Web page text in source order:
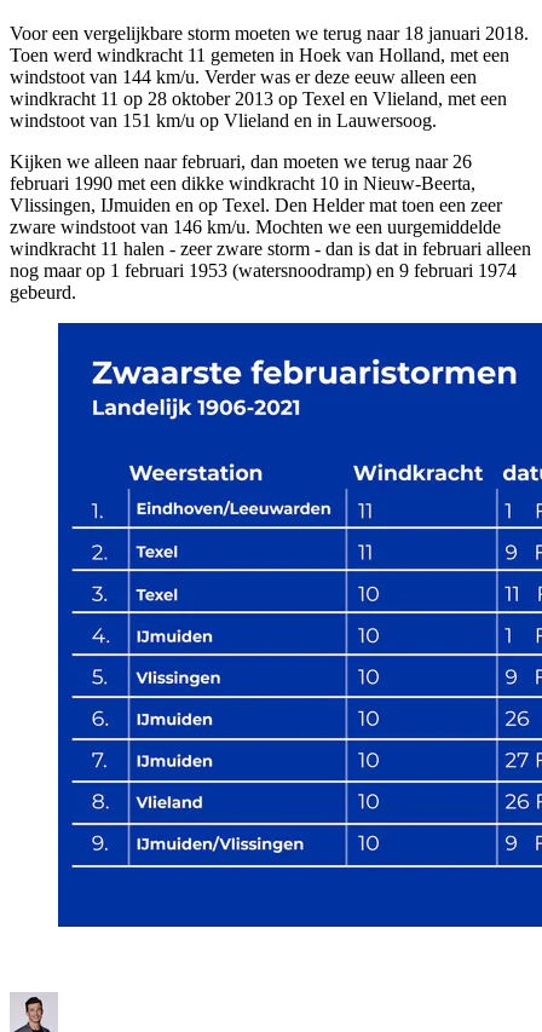
Voor een vergelijkbare storm moeten we terug naar 18 januari 2018.
Toen werd windkracht 11 gemeten in Hoek van Holland, met een
windstoot van 144 km/u. Verder was er deze eeuw alleen een
windkracht 11 op 28 oktober 2013 op Texel en Vlieland, met een
windstoot van 151 km/u op Vlieland en in Lauwersoog.
Kijken we alleen naar februari, dan moeten we terug naar 26
februari 1990 met een dikke windkracht 10 in Nieuw-Beerta,
Vlissingen, IJmuiden en op Texel. Den Helder mat toen een zeer
zware windstoot van 146 km/u. Mochten we een uurgemiddelde
windkracht 11 halen - zeer zware storm - dan is dat in februari alleen
nog maar op 1 februari 1953 (watersnoodramp) en 9 februari 1974
gebeurd.